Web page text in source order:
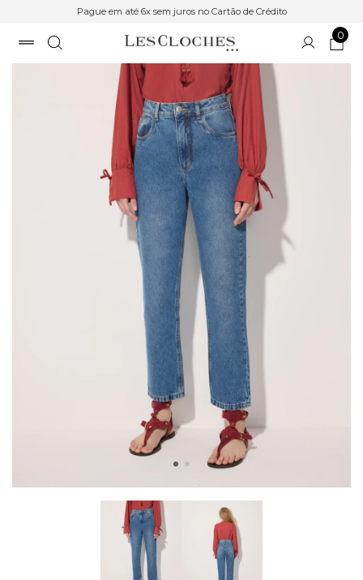
Pague em até 6x sem juros no Cartão de Crédito
0